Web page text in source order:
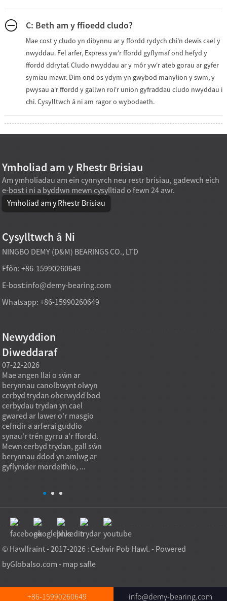
C: Beth am y ffioedd cludo?
Mae cost y cludo yn dibynnu ar y ffordd rydych chi'n dewis cael y
nwyddau. Fel arfer, Express yw'r ffordd gyflymaf ond hefyd y
ffordd ddrytaf. Cludo nwyddau ar y môr yw'r ateb gorau ar gyfer
symiau mawr. Dim ond os ydym yn gwybod manylion y swm, y
pwysau a'r ffordd y gallwn roi'r union gyfraddau cludo nwyddau i
chi. Cysylltwch â ni am ragor o wybodaeth.
Ymholiad am y Rhestr Brisiau
Am ymholiadau am ein cynnyrch neu restr brisiau, gadewch eich
e-bost i ni a byddwn mewn cysylltiad o fewn 24 awr.
Ymholiad am y Rhestr Brisiau
Cysylltwch â Ni
NINGBO DEMY (D&M) BEARINGS CO., LTD
Ffôn: +86-15990260649
E-bost:info@demy-bearing.com
Whatsapp: +86-15990260649
Newyddion
Diweddaraf
07-22-2026
Mae angen llai o sŵn ar
berynnau canolbwynt olwyn
cerbyd trydan oherwydd bod
cerbydau trydan yn cael
gwared ar lawer o'r masgio
cefndir a arferai guddio
synau'r trên gyrru a'r ffordd.
Mewn cerbyd trydan, gall sŵn
berynnau ddod yn amlwg ar
gyflymder mordeithio, ...
© Hawlfraint - 2017-2026 : Cedwir Pob Hawl. - Powered
byGlobalso.com - map safle
+86-15990260649 info@demy-bearing.com